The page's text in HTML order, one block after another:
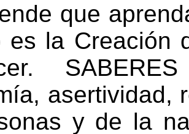
que
es la Creación
asertividad,
y de la